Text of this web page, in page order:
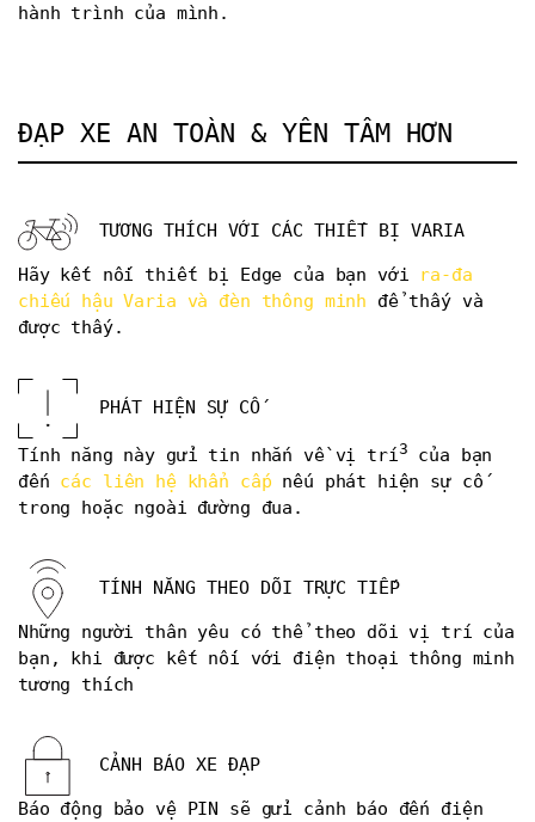
hành trình của mình.
ĐẠP XE AN TOÀN & YÊN TÂM HƠN
TƯƠNG THÍCH VỚI CÁC THIẾT BỊ VARIA
Hãy kết nối thiết bị Edge của bạn với ra-đa
chiếu hậu Varia và đèn thông minh để thấy và
được thấy.
PHÁT HIỆN SỰ CỐ
Tính năng này gửi tin nhắn về vị trí3
của bạn
đến các liên hệ khẩn cấp nếu phát hiện sự cố
trong hoặc ngoài đường đua.
TÍNH NĂNG THEO DÕI TRỰC TIẾP
Những người thân yêu có thể theo dõi vị trí của
bạn, khi được kết nối với điện thoại thông minh
tương thích
CẢNH BÁO XE ĐẠP
Báo động bảo vệ PIN sẽ gửi cảnh báo đến điện